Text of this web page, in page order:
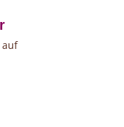
auf